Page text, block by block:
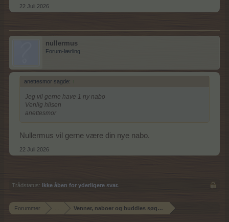
22 Juli 2026
nullermus
Forum-lærling
anettesmor sagde: ↑
Jeg vil gerne have 1 ny nabo
Venlig hilsen
anettesmor
Nullermus vil gerne være din nye nabo.
22 Juli 2026
Trådstatus: Ikke åben for yderligere svar.
Forummer Venner, naboer og buddies søgning